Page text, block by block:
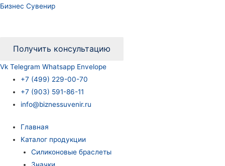
Бизнес Сувенир
Получить консультацию
Vk Telegram Whatsapp Envelope
+7 (499) 229-00-70
+7 (903) 591-86-11
info@biznessuvenir.ru
Главная
Каталог продукции
Силиконовые браслеты